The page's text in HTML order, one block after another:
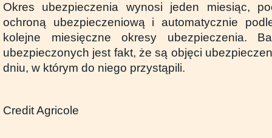
Okres ubezpieczenia wynosi jeden miesiąc,
ochroną ubezpieczeniową i automatycznie
kolejne miesięczne okresy ubezpieczenia.
ubezpieczonych jest fakt, że są objęci
dniu, w którym do niego przystąpili.
Credit Agricole